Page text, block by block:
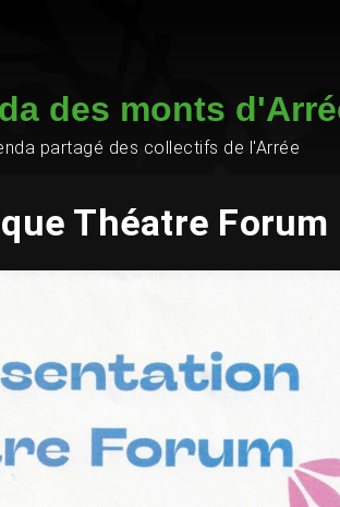
des monts
partagé des collectifs de l'Arrée
Théatre Forum